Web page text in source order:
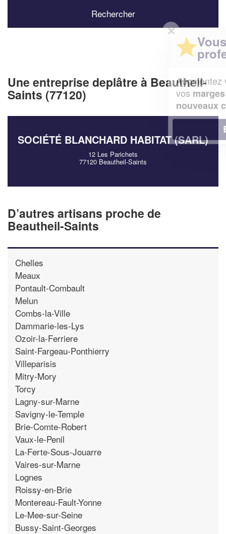
Une entreprise deplâtre à Beautheil-
Saints (77120)
SOCIÉTÉ BLANCHARD HABITAT (SARL)
12 Les Parichets
77120 Beautheil-Saints
D’autres artisans proche de
Beautheil-Saints
Chelles
Meaux
Pontault-Combault
Melun
Combs-la-Ville
Dammarie-les-Lys
Ozoir-la-Ferriere
Saint-Fargeau-Ponthierry
Villeparisis
Mitry-Mory
Torcy
Lagny-sur-Marne
Savigny-le-Temple
Brie-Comte-Robert
Vaux-le-Penil
La-Ferte-Sous-Jouarre
Vaires-sur-Marne
Lognes
Roissy-en-Brie
Montereau-Fault-Yonne
Le-Mee-sur-Seine
Bussy-Saint-Georges
✕
Augmentez votrechiffre d'affaireset
vosmarges
tout en gagnant de
nouveaux clients